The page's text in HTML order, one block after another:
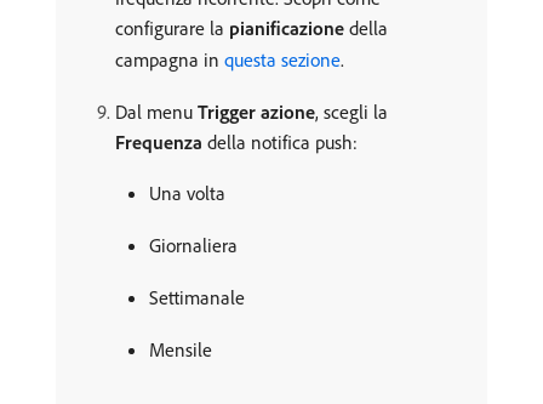
configurare la pianificazione della
campagna in questa sezione.
Dal menu Trigger azione, scegli la
Frequenza della notifica push:
Una volta
Giornaliera
Settimanale
Mensile